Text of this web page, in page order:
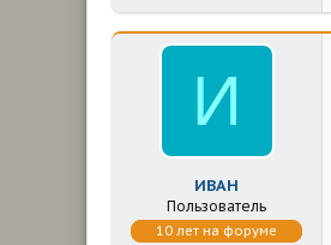
И
ИВАН
Пользователь
10 лет на форуме